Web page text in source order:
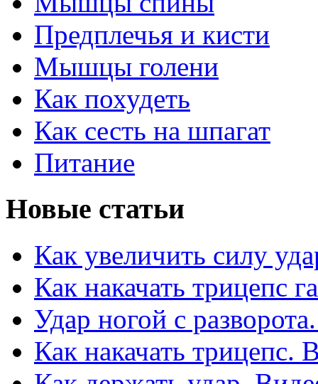
Предплечья и кисти
Мышцы голени
Как похудеть
Как сесть на шпагат
Питание
Новые статьи
Как увеличить силу
Как накачать трицепс
Удар ногой с
Как накачать трицепс.